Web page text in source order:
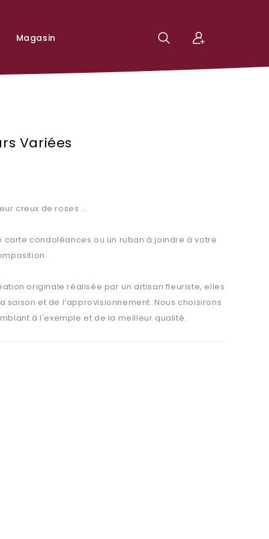
Magasin
Variées
creux de roses ...
carte condoléances ou un ruban à joindre à votre
originale réalisée par un artisan fleuriste, elles
et de l’approvisionnement. Nous choisirons
à l'exemple et de la meilleur qualité.